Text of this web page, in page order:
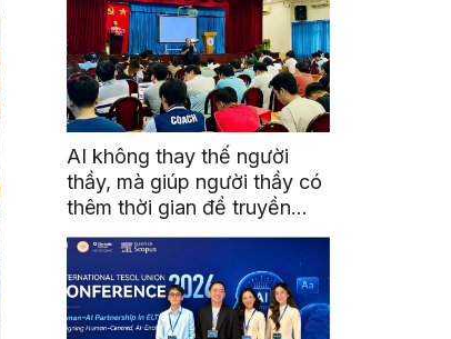
AI không thay thế người
thầy, mà giúp người thầy có
thêm thời gian để truyền
cảm hứng